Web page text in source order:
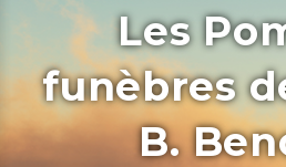
Les
funèbres
B.